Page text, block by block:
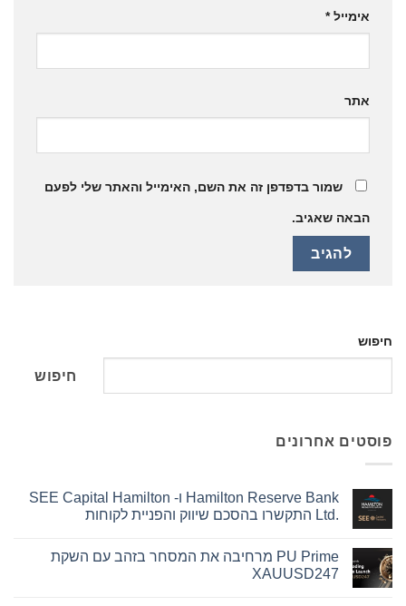
אימייל*
אתר
שמור בדפדפן זה את השם, האימייל והאתר שלי לפעם
הבאה שאגיב.
חיפוש
חיפוש
פוסטים אחרונים
Hamilton Reserve Bank ו- SEE Capital Hamilton
Ltd.‎ התקשרו בהסכם שיווק והפניית לקוחות
על
Hamilton
Reserve
PU Prime מרחיבה את המסחר בזהב עם השקת
XAUUSD247